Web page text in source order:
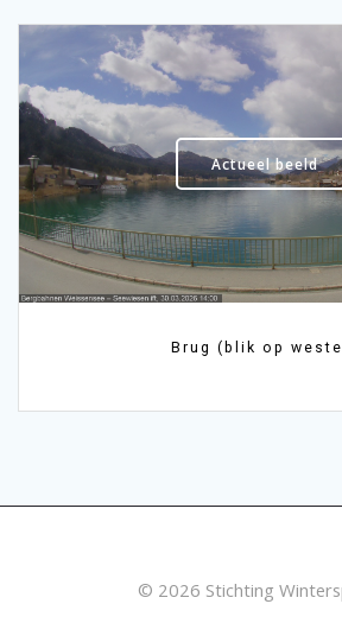
Actueel beeld
Brug (blik op
© 2026 Stichting